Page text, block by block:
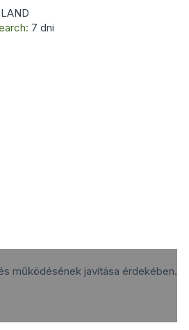
7 dni
működésének javítása érdekében.